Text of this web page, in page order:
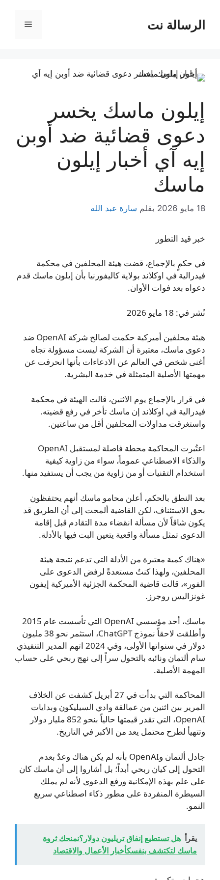
المحتوىالرسالة نت القائمة
إيلون ماسك يخسر
دعوى قضائية ضد أوبن
إيه آي أخبار إيلون
ماسك
18 مايو 2026 بقلم سارة عبد الله
خبر قيد التطور
في حكمٍ بالإجماع، قضت هيئة المحلفين في محكمة
فيدرالية في اوكلاند بولاية كاليفورنيا بأن إيلون ماسك قدم
دعواه بعد فوات الأوان.
نُشر في: 18 مايو 2026
هيئة محلفين أميركية حكمت لصالح شركة OpenAI ضد
دعوى ماسك، معتبرة أن الشركة ليست مسؤولة تجاه
أغنى شخص في العالم عن الادعاءات بأنها انحرفت عن
مهمتها الأصلية المتمثلة في خدمة البشرية.
في قرار بالإجماع يوم الاثنين، قالت الهيئة في محكمة
فيدرالية في اوكلاند إن ماسك تأخر في رفع قضيته.
واستغرقت مداولات المحلفين أقل من ساعتين.
اعتُبرت المحاكمة محطة فاصلة لمستقبل OpenAI
والذكاء الاصطناعي عموماً، سواء من زاوية كيفية
استخدام التقنيات أو من زاوية من يجب أن يستفيد منها.
بعد النطق بالحكم، أعلن محامو ماسك أنهم يحتفظون
بحق الاستئناف، لكن القاضية ألمحت إلى أن الطريق قد
يكون شاقاً لأن مسألة انقضاء مدة التقادم قبل إقامة
الدعوى تمثل مسألة واقعية يتعين البت فيها بالأدلة.
«هناك كمية معتبرة من الأدلة التي تدعم نتيجة هيئة
المحلفين، ولهذا كنتُ مستعدةً لرفض الدعوى على
الفور»، قالت قاضية المحكمة الجزئية الأميركية إيفون
غونزاليس روجرز.
ماسك، أحد مؤسسي OpenAI التي تأسست عام 2015
وأطلقت لاحقاً نموذج ChatGPT، استثمر نحو 38 مليون
دولار في سنواتها الأولى، وفي 2024 اتهم المدير التنفيذي
سام ألتمان ونائبه بالتحول سراً إلى نهج ربحي على حساب
المهمة الأصلية.
المحاكمة التي بدأت في 27 أبريل كشفت عن الخلاف
المرير بين اثنين من عمالقة وادي السيليكون وبدايات
OpenAI، التي تقدر قيمتها حالياً بنحو 852 مليار دولار
وتتهيأ لطرح محتمل يعد من الأكبر في التاريخ.
جادل ألتمان وOpenAI بأنه لم يكن هناك وعدٌ بعدم
التحول إلى كيان ربحي أبداً؛ بل أشاروا إلى أن ماسك كان
على علم بهذه الإمكانية ورفع الدعوى لأنه لم يملك
السيطرة المنفردة على مطور ذكاء اصطناعي سريع
النمو.
يقرأ هل تستطيع إنفاق تريليون دولار؟نمنحك ثروة
ماسك لتكتشف بنفسكأخبار الأعمال والاقتصاد